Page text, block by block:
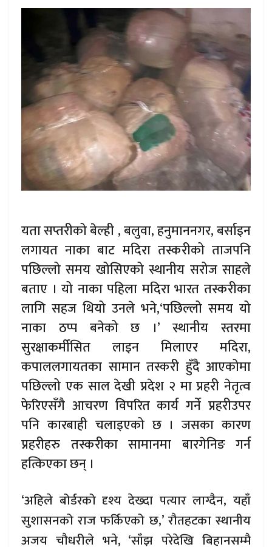
यता सप्तरीको बेल्ही , बलुवा, हनुमाननगर, बर्साइन
लगायत नाका बाट मदिरा तस्करीको ताजपनि
पछिल्लो समय खोसिएको स्थानीय सरोज साहले
बताए । यो नाका पहिला मदिरा भारत तस्करीका
लागि सहज थियो उनले भने,‘पछिल्लो समय यो
नाका ठप्प बनेको छ ।’ स्थानीय स्तरमा
सुरक्षाकर्मीसित लाइन मिलाएर मदिरा,
कपाललगायतका सामान तस्करी हुँदै आएकोमा
पछिल्लो एक साल देखी प्रदेश २ मा प्रहरी नेतृत्व
फेरिएसँगै आचरण विपरित कार्य गर्ने प्रहरीउपर
पनि कारबाही चलाइएको छ । जसका कारण
प्रहरीहरु तस्करीका सामानमा बारगेनिङ गर्न
हत्किएका छन् ।
‘अहिले बोर्डरको दृश्य देख्दा पत्यार लाग्दैन, यहाँ
सुशासनको राज फर्किएको छ,’ रौतहटका स्थानीय
अजय चौधरीले भने, ‘साँझ परेदेखि बिहानसम्मै